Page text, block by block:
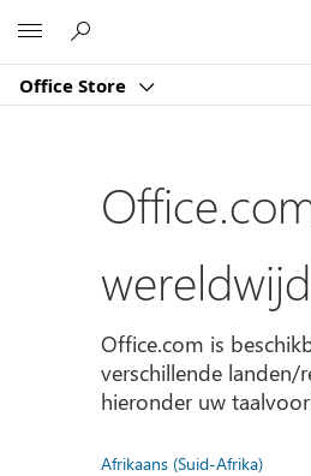
Office Store
wereldwijd
Office.com is
verschillende landen/
hieronder uw
Afrikaans (Suid-Afrika)